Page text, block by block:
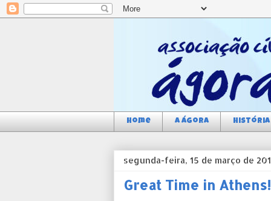
Home a Ágora História
segunda-feira, 15 de março de
Great Time in Athens!